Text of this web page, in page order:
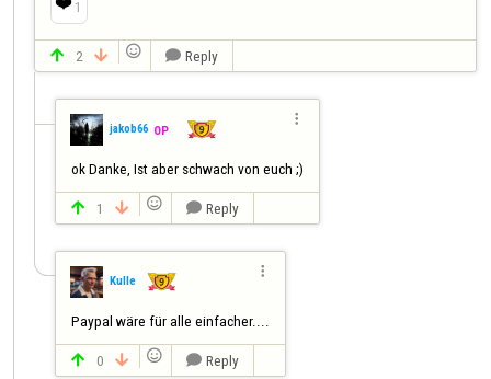
1
 2    Reply
jakob66 OP

ok Danke, Ist aber schwach von euch ;)
 1    Reply
Kulle

Paypal wäre für alle einfacher....
 0    Reply